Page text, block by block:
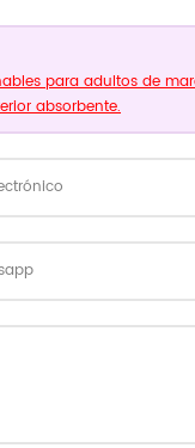
para adultos de
absorbente.